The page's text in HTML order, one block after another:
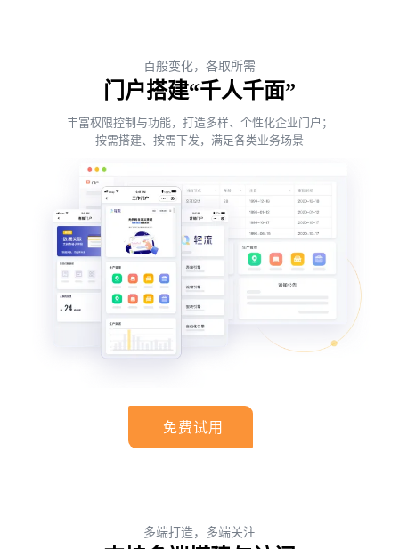
百般变化，各取所需
门户搭建“千人千面”
丰富权限控制与功能，打造多样、个性化企业门户；
按需搭建、按需下发，满足各类业务场景
免费试用
多端打造，多端关注